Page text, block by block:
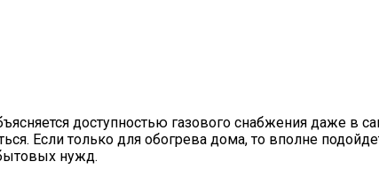
доступностью газового снабжения даже в
Если только для обогрева дома, то вполне
нужд.